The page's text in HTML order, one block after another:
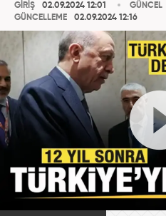
GİRİŞ
02.09.2024 12:01
GÜNCELLEME
02.09.2024 12:16
GÜNCEL